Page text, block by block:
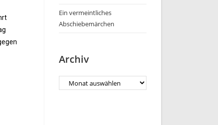
Ein vermeintliches
Abschiebemärchen
Archiv